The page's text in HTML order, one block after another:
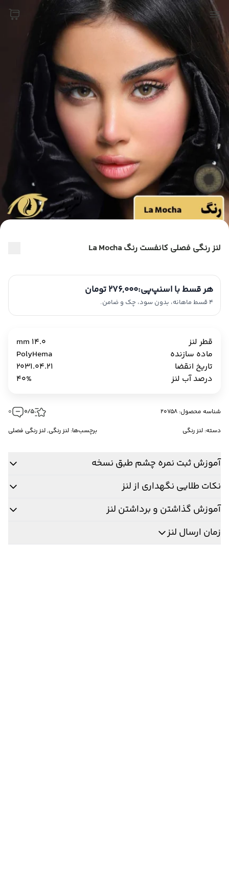
لنز رنگی فصلی کانفست رنگ La Mocha
هر قسط با اسنپ‌پی:276,000 تومان
4 قسط ماهانه، بدون سود، چک و ضامن.
قطر لنز
14.0 mm
ماده سازنده
PolyHema
تاریخ انقضا
2031.04.21
درصد آب لنز
40%
شناسه محصول: 20758 0/5
0
دسته: لنز رنگی برچسب‌ها: لنز رنگی,لنز رنگی فصلی
آموزش ثبت نمره چشم طبق نسخه
نکات طلایی نگهداری از لنز
آموزش گذاشتن و برداشتن لنز
زمان ارسال لنز